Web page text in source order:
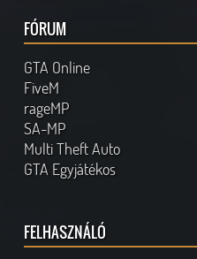
FÓRUM
GTA Online
FiveM
rageMP
SA-MP
Multi Theft Auto
GTA Egyjátékos
FELHASZNÁLÓ